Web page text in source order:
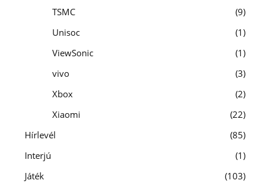
TSMC
9
Unisoc
1
ViewSonic
1
vivo
3
Xbox
2
Xiaomi
22
Hírlevél
85
Interjú
1
Játék
103